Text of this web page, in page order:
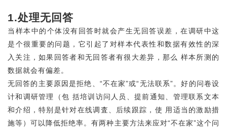
1.处理无回答
当样本中的个体没有回答时就会产生无回答误差，在调研中这
是个很重要的问题，它引起了对样本代表性和数据有效性的深
入关注，如果回答者和无回答者有很大差异，那么 样本所测的
数据就会有偏差。
无回答的主要原因是拒绝、“不在家”或“无法联系”。好的问卷设
计和调研管理（包 括培训访问人员、提前通知、管理联系文本
和介绍，特别是针对在线调査、后续跟踪，使 用适当的激励措
施等）可以降低拒绝率。有两种主要方法来应对“不在家”这个问